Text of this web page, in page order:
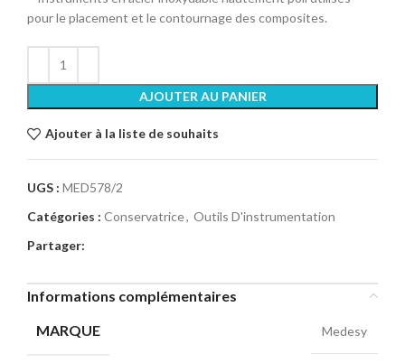
pour le placement et le contournage des composites.
AJOUTER AU PANIER
Ajouter à la liste de souhaits
UGS : MED578/2
Catégories : Conservatrice, Outils D'instrumentation
Partager:
Informations complémentaires
MARQUE
Medesy